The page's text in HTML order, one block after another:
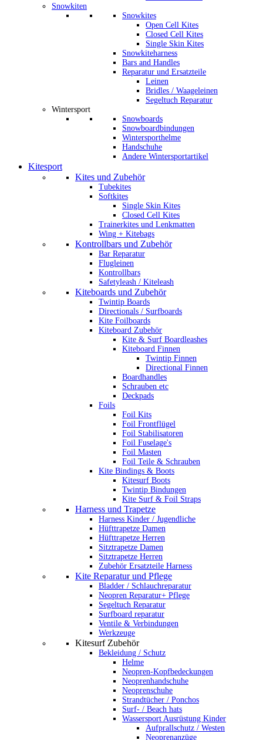
Snowkiten
Snowkites
Open Cell Kites
Closed Cell Kites
Single Skin Kites
Snowkiteharness
Bars and Handles
Reparatur und Ersatzteile
Leinen
Bridles / Waageleinen
Segeltuch Reparatur
Wintersport
Snowboards
Snowboardbindungen
Wintersporthelme
Handschuhe
Andere Wintersportartikel
Kitesport
Kites und Zubehör
Tubekites
Softkites
Single Skin Kites
Closed Cell Kites
Trainerkites und Lenkmatten
Wing + Kitebags
Kontrollbars und Zubehör
Bar Reparatur
Flugleinen
Kontrollbars
Safetyleash / Kiteleash
Kiteboards und Zubehör
Twintip Boards
Directionals / Surfboards
Kite Foilboards
Kiteboard Zubehör
Kite & Surf Boardleashes
Kiteboard Finnen
Twintip Finnen
Directional Finnen
Boardhandles
Schrauben etc
Deckpads
Foils
Foil Kits
Foil Frontflügel
Foil Stabilisatoren
Foil Fuselage's
Foil Masten
Foil Teile & Schrauben
Kite Bindings & Boots
Kitesurf Boots
Twintip Bindungen
Kite Surf & Foil Straps
Harness und Trapetze
Harness Kinder / Jugendliche
Hüfttrapetze Damen
Hüfttrapetze Herren
Sitztrapetze Damen
Sitztrapetze Herren
Zubehör Ersatzteile Harness
Kite Reparatur und Pflege
Bladder / Schlauchreparatur
Neopren Reparatur+ Pflege
Segeltuch Reparatur
Surfboard reparatur
Ventile & Verbindungen
Werkzeuge
Kitesurf Zubehör
Bekleidung / Schutz
Helme
Neopren-Kopfbedeckungen
Neoprenhandschuhe
Neoprenschuhe
Strandtücher / Ponchos
Surf- / Beach hats
Wassersport Ausrüstung Kinder
Aufprallschutz / Westen
Neoprenanzüge